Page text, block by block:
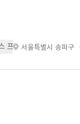
레임워크를 기반으
서울특별시 송파구